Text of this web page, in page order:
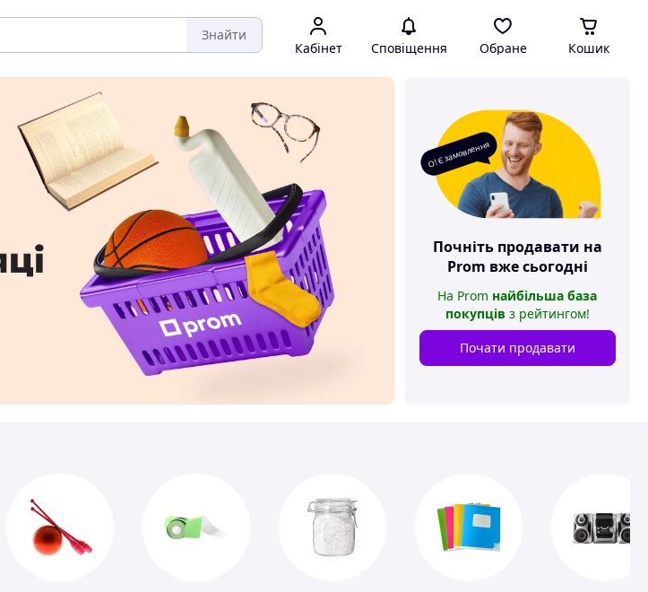
Знайти
Кабінет Сповіщення Обране Кошик
О! Є замовлення
Почніть продавати на
Prom вже сьогодні
На Prom найбільша база
покупців з рейтингом!
Почати продавати